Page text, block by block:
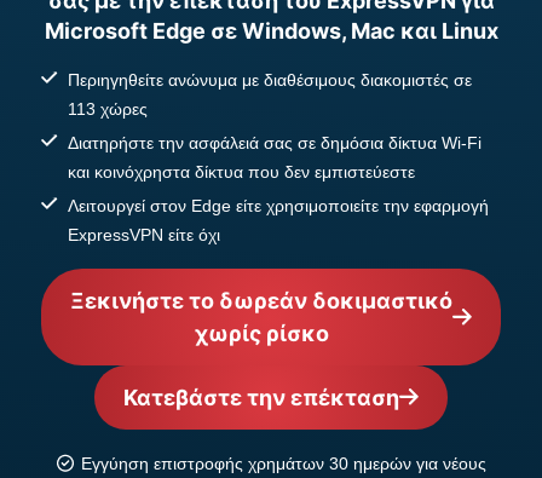
Microsoft Edge σε Windows, Mac και Linux
Περιηγηθείτε ανώνυμα με διαθέσιμους διακομιστές σε
113 χώρες
Διατηρήστε την ασφάλειά σας σε δημόσια δίκτυα Wi-Fi
και κοινόχρηστα δίκτυα που δεν εμπιστεύεστε
Λειτουργεί στον Edge είτε χρησιμοποιείτε την εφαρμογή
ExpressVPN είτε όχι
Ξεκινήστε το δωρεάν δοκιμαστικό
χωρίς ρίσκο
Κατεβάστε την επέκταση
Εγγύηση επιστροφής χρημάτων 30 ημερών για νέους